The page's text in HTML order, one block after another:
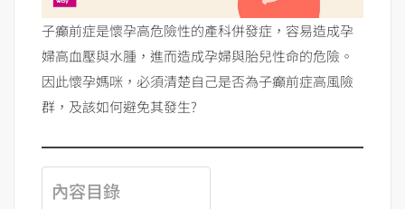
子癲前症是懷孕高危險性的產科併發症，容易造成孕
婦高血壓與水腫，進而造成孕婦與胎兒性命的危險。
因此懷孕媽咪，必須清楚自己是否為子癲前症高風險
群，及該如何避免其發生?
內容目錄